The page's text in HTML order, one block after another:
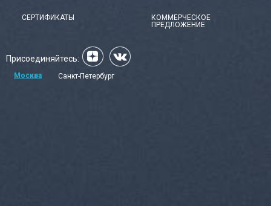
СЕРТИФИКАТЫ
КОММЕРЧЕСКОЕ
ПРЕДЛОЖЕНИЕ
Присоединяйтесь:
Москва Санкт-Петербург